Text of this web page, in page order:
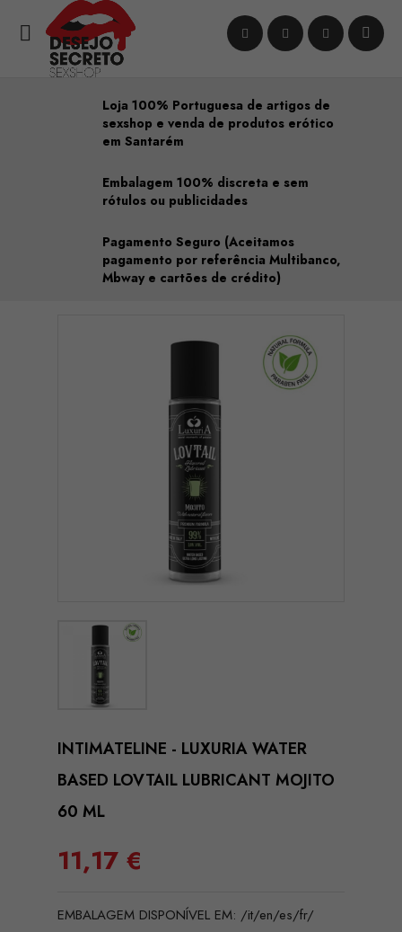

Loja 100% Portuguesa de artigos de
sexshop e venda de produtos erótico
em Santarém
Embalagem 100% discreta e sem
rótulos ou publicidades
Pagamento Seguro (Aceitamos
pagamento por referência Multibanco,
Mbway e cartões de crédito)
INTIMATELINE - LUXURIA WATER
BASED LOVTAIL LUBRICANT MOJITO
60 ML
11,17 €
EMBALAGEM DISPONÍVEL EM: /it/en/es/fr/